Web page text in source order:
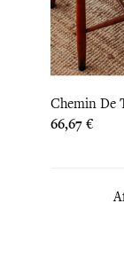
Chemin De
Prix
66,67 €